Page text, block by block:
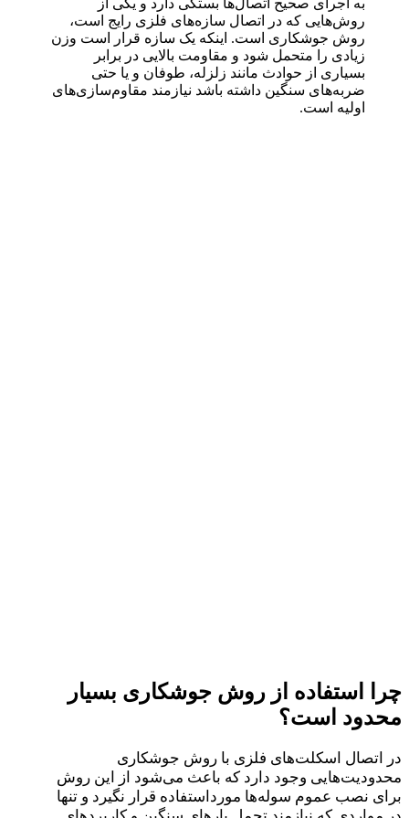
به اجرای صحیح اتصال‌ها بستگی دارد و یکی از
روش‌هایی که در اتصال سازه‌های فلزی رایج است،
روش جوشکاری است. اینکه یک سازه قرار است وزن
زیادی را متحمل شود و مقاومت بالایی در برابر
بسیاری از حوادث مانند زلزله، طوفان و یا حتی
ضربه‌های سنگین داشته باشد نیازمند مقاوم‌سازی‌های
اولیه است.
چرا استفاده از روش جوشکاری بسیار
محدود است؟
در اتصال اسکلت‌های فلزی با روش جوشکاری
محدودیت‌هایی وجود دارد که باعث می‌شود از این روش
برای نصب عموم سوله‌ها مورداستفاده قرار نگیرد و تنها